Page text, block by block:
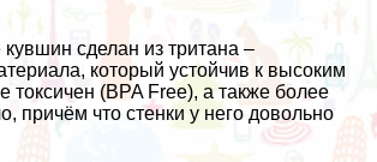
сделан из тритана –
который устойчив к высоким
токсичен (BPA Free), а также более
причём что стенки у него довольно